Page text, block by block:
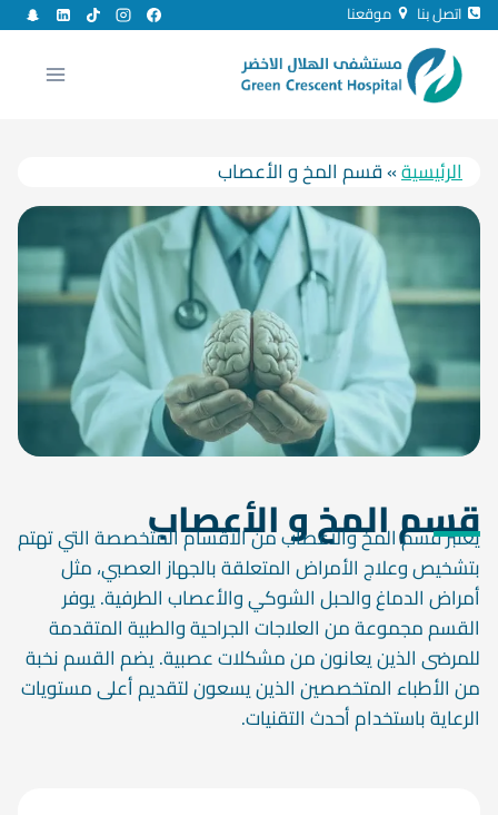
التجاوز
المحتوى
اتصل بنا موقعنا
الرئيسية»قسم المخ و الأعصاب
قسم المخ و الأعصاب
يعتبر قسم المخ والأعصاب من الأقسام المتخصصة التي تهتم
بتشخيص وعلاج الأمراض المتعلقة بالجهاز العصبي، مثل
أمراض الدماغ والحبل الشوكي والأعصاب الطرفية. يوفر
القسم مجموعة من العلاجات الجراحية والطبية المتقدمة
للمرضى الذين يعانون من مشكلات عصبية. يضم القسم نخبة
من الأطباء المتخصصين الذين يسعون لتقديم أعلى مستويات
الرعاية باستخدام أحدث التقنيات.